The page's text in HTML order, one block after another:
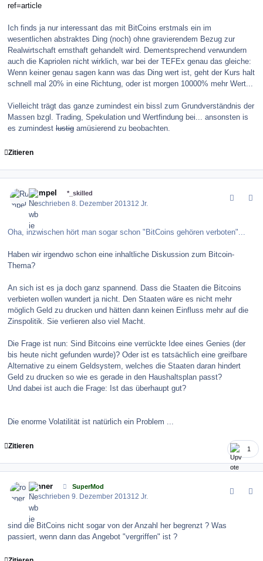
ref=article
Ich finds ja nur interessant das mit BitCoins erstmals ein im
wesentlichen abstraktes Ding (noch) ohne gravierendem Bezug zur
Realwirtschaft ernsthaft gehandelt wird. Dementsprechend verwundern
auch die Kapriolen nicht wirklich, war bei der TEFEx genau das gleiche:
Wenn keiner genau sagen kann was das Ding wert ist, geht der Kurs halt
schnell mal 20% in eine Richtung, oder ist morgen 10000% mehr Wert...
Vielleicht trägt das ganze zumindest ein bissl zum Grundverständnis der
Massen bzgl. Trading, Spekulation und Wertfindung bei... ansonsten is
es zumindest lustig amüsierend zu beobachten.
Zitieren
Rumpel *_skilled
Geschrieben8. Dezember 201312 Jr.
Oha, inzwischen hört man sogar schon "BitCoins gehören verboten"...
Haben wir irgendwo schon eine inhaltliche Diskussion zum Bitcoin-
Thema?
An sich ist es ja doch ganz spannend. Dass die Staaten die Bitcoins
verbieten wollen wundert ja nicht. Den Staaten wäre es nicht mehr
möglich Geld zu drucken und hätten dann keinen Einfluss mehr auf die
Zinspolitik. Sie verlieren also viel Macht.
Die Frage ist nun: Sind Bitcoins eine verrückte Idee eines Genies (der
bis heute nicht gefunden wurde)? Oder ist es tatsächlich eine greifbare
Alternative zu einem Geldsystem, welches die Staaten daran hindert
Geld zu drucken so wie es gerade in den Haushaltsplan passt?
Und dabei ist auch die Frage: Ist das überhaupt gut?
Die enorme Volatilität ist natürlich ein Problem ...
Zitieren 1
ronner SuperMod
Geschrieben9. Dezember 201312 Jr.
sind die BitCoins nicht sogar von der Anzahl her begrenzt ? Was
passiert, wenn dann das Angebot "vergriffen" ist ?